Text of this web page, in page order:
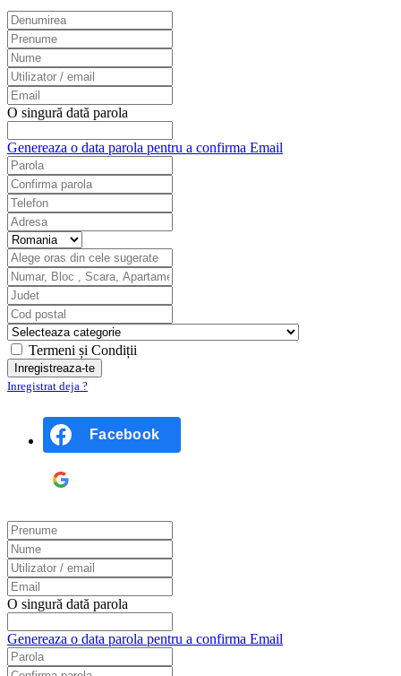
O singură dată parola
Genereaza o data parola pentru a confirma Email
Termeni și Condiții
Inregistrat deja ?
Facebook
O singură dată parola
Genereaza o data parola pentru a confirma Email